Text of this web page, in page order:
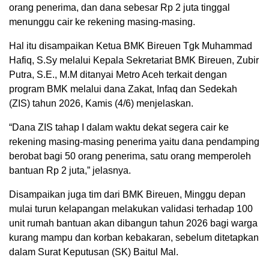
orang penerima, dan dana sebesar Rp 2 juta tinggal
menunggu cair ke rekening masing-masing.
Hal itu disampaikan Ketua BMK Bireuen Tgk Muhammad
Hafiq, S.Sy melalui Kepala Sekretariat BMK Bireuen, Zubir
Putra, S.E., M.M ditanyai Metro Aceh terkait dengan
program BMK melalui dana Zakat, Infaq dan Sedekah
(ZIS) tahun 2026, Kamis (4/6) menjelaskan.
“Dana ZIS tahap I dalam waktu dekat segera cair ke
rekening masing-masing penerima yaitu dana pendamping
berobat bagi 50 orang penerima, satu orang memperoleh
bantuan Rp 2 juta,” jelasnya.
Disampaikan juga tim dari BMK Bireuen, Minggu depan
mulai turun kelapangan melakukan validasi terhadap 100
unit rumah bantuan akan dibangun tahun 2026 bagi warga
kurang mampu dan korban kebakaran, sebelum ditetapkan
dalam Surat Keputusan (SK) Baitul Mal.